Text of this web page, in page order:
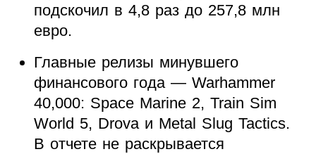
подскочил в 4,8 раз до 257,8 млн
евро.
Главные релизы минувшего
финансового года — Warhammer
40,000: Space Marine 2, Train Sim
World 5, Drova и Metal Slug Tactics.
В отчете не раскрывается